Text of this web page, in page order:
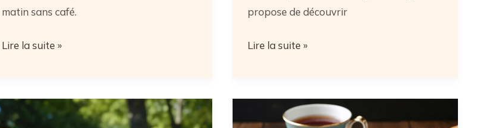
matin sans café.
Nouilles
sachet
Lire la suite »
propose de découvrir
Mloukhia
5
secrets
Lire la suite »